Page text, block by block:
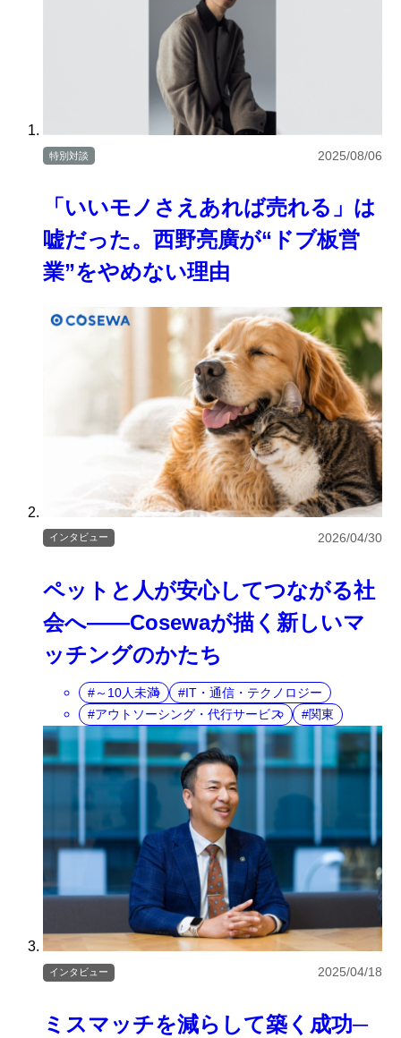
「いいモノさえあれば売れる」は
嘘だった。西野亮廣が“ドブ板営
業”をやめない理由
特別対談 2025/08/06
ペットと人が安心してつながる社
会へ――Cosewaが描く新しいマ
ッチングのかたち
インタビュー 2026/04/30
～10人未満
IT・通信・テクノロジー
アウトソーシング・代行サービス
関東
ミスマッチを減らして築く成功─
インタビュー 2025/04/18